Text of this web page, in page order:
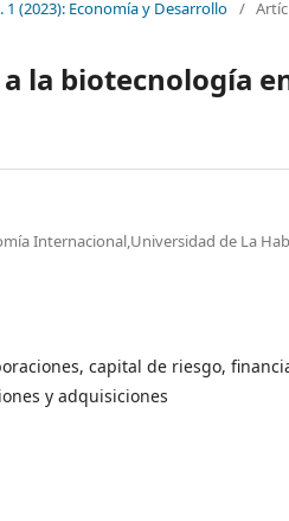
1 (2023): Economía y Desarrollo /
la biotecnología
Internacional,Universidad de La
capital de riesgo,
y adquisiciones